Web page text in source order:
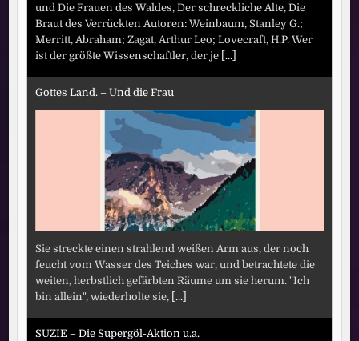
und Die Frauen des Waldes, Der schreckliche Alte, Die
Braut des Verrückten Autoren: Weinbaum, Stanley G.;
Merritt, Abraham; Zagat, Arthur Leo; Lovecraft, H.P. Wer
ist der größte Wissenschaftler, der je [...]
Gottes Land. – Und die Frau
Sie streckte einen strahlend weißen Arm aus, der noch
feucht vom Wasser des Teiches war, und betrachtete die
weiten, herbstlich gefärbten Räume um sie herum. "Ich
bin allein", wiederholte sie, [...]
SUZIE – Die Supergöl-Aktion u.a.